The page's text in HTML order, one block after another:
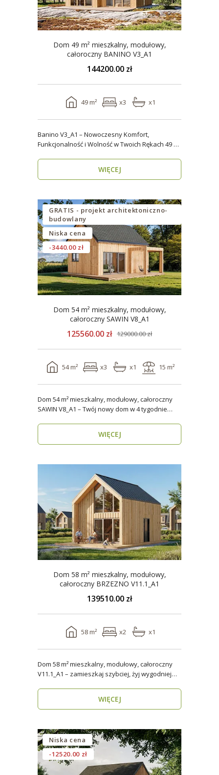
Dom 49 m² mieszkalny, modułowy,
całoroczny BANINO V3_A1
144200.00 zł
49 m² x3 x1
Banino V3_A1 – Nowoczesny Komfort,
Funkcjonalność i Wolność w Twoich Rękach 49 m²
WIĘCEJ
GRATIS - projekt architektoniczno-
budowlany
Niska cena
-3440.00 zł
Dom 54 m² mieszkalny, modułowy,
całoroczny SAWIN V8_A1
125560.00 zł 129000.00 zł
54 m² x3 x1 15 m²
Dom 54 m² mieszkalny, modułowy, całoroczny
SAWIN V8_A1 – Twój nowy dom w 4 tygodnie
WIĘCEJ
Dom 58 m² mieszkalny, modułowy,
całoroczny BRZEZNO V11.1_A1
139510.00 zł
58 m² x2 x1
Dom 58 m² mieszkalny, modułowy, całoroczny
V11.1_A1 – zamieszkaj szybciej, żyj wygodniej
WIĘCEJ
Niska cena
-12520.00 zł